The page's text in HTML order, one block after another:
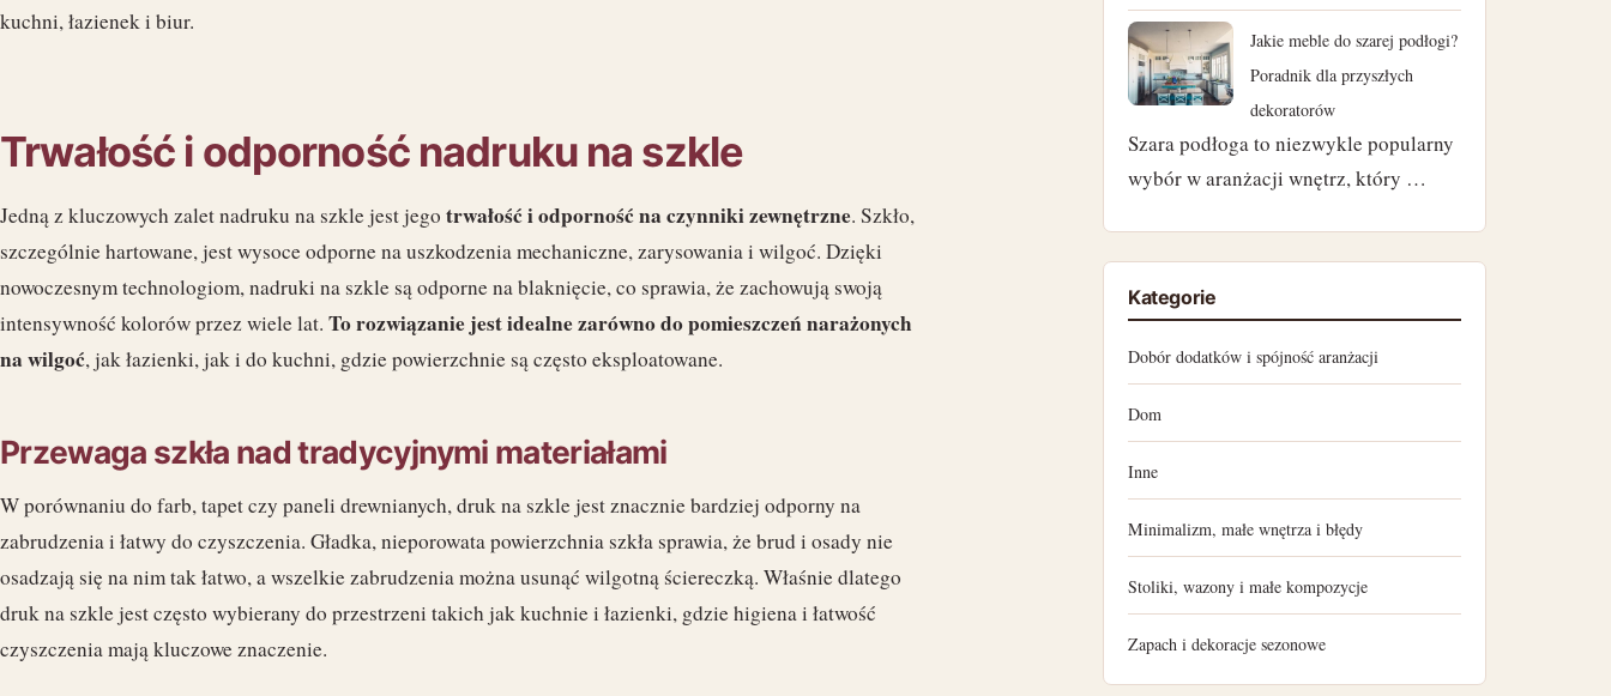
kuchni, łazienek i biur.
Trwałość i odporność nadruku na szkle
Jedną z kluczowych zalet nadruku na szkle jest jego trwałość i odporność na czynniki zewnętrzne. Szkło,
szczególnie hartowane, jest wysoce odporne na uszkodzenia mechaniczne, zarysowania i wilgoć. Dzięki
nowoczesnym technologiom, nadruki na szkle są odporne na blaknięcie, co sprawia, że zachowują swoją
intensywność kolorów przez wiele lat. To rozwiązanie jest idealne zarówno do pomieszczeń narażonych
na wilgoć, jak łazienki, jak i do kuchni, gdzie powierzchnie są często eksploatowane.
Przewaga szkła nad tradycyjnymi materiałami
W porównaniu do farb, tapet czy paneli drewnianych, druk na szkle jest znacznie bardziej odporny na
zabrudzenia i łatwy do czyszczenia. Gładka, nieporowata powierzchnia szkła sprawia, że brud i osady nie
osadzają się na nim tak łatwo, a wszelkie zabrudzenia można usunąć wilgotną ściereczką. Właśnie dlatego
druk na szkle jest często wybierany do przestrzeni takich jak kuchnie i łazienki, gdzie higiena i łatwość
czyszczenia mają kluczowe znaczenie.
luty 2023
styczeń 2023
listopad 2022
wrzesień 2022
sierpień 2022
lipiec 2022
czerwiec 2022
maj 2022
kwiecień 2022
marzec 2022
Jakie meble do szarej podłogi?
Poradnik dla przyszłych
dekoratorów
Szara podłoga to niezwykle popularny
wybór w aranżacji wnętrz, który …
Kategorie
Dobór dodatków i spójność aranżacji
Dom
Inne
Minimalizm, małe wnętrza i błędy
Stoliki, wazony i małe kompozycje
Zapach i dekoracje sezonowe